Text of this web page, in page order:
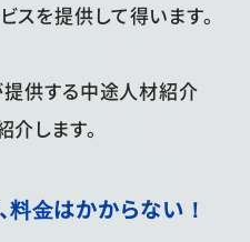
を提供して得います。
提供する中途人材紹介
します。
料金はかからない！